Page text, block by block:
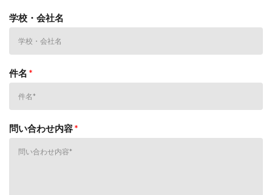
学校・会社名
件名 *
問い合わせ内容*